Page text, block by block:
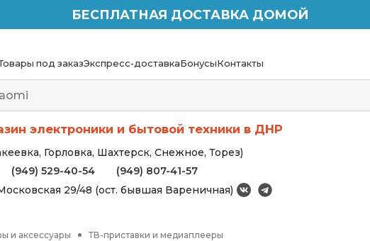
БЕСПЛАТНАЯ ДОСТАВКА ДОМОЙ
под заказЭкспресс-доставкаБонусыКонтакты
электроники и бытовой техники в ДНР
Горловка, Шахтерск, Снежное, Торез)
(949) 529-40-54
(949) 807-41-57
29/48 (ост. бывшая Вареничная)
и аксессуары ТВ-приставки и медиаплееры